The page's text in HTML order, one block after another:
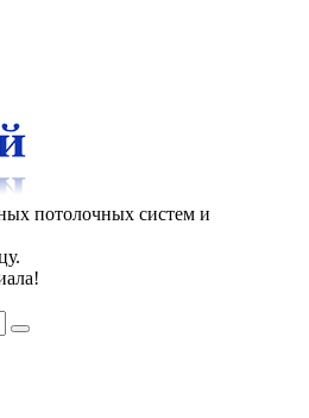
потолочных систем и